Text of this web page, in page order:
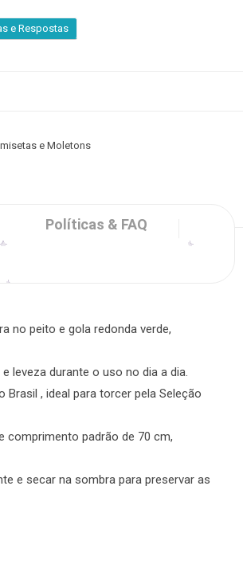
e Respostas
e Moletons
Políticas & FAQ
no peito e gola redonda verde,
leveza durante o uso no dia a dia.
Brasil , ideal para torcer pela Seleção
comprimento padrão de 70 cm,
e secar na sombra para preservar as